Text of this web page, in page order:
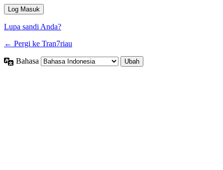
Lupa sandi Anda?
← Pergi ke Tran7riau
Bahasa